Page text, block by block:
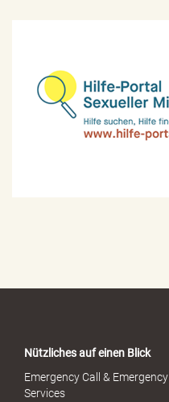
o
S
Nützliches auf einen Blick
Emergency Call & Emergency
Services